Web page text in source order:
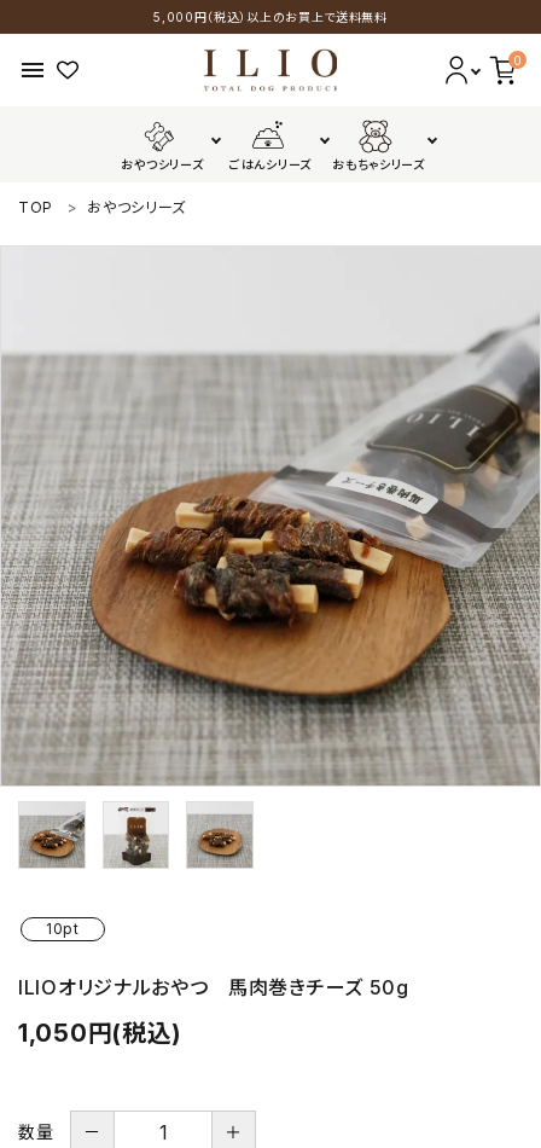
5,000円（税込）以上のお買上で送料無料
menu 0
おやつシリーズ ごはんシリーズ おもちゃシリーズ
おやつシリーズ
おもちゃシリーズ
GUIDELINES
配送・送料について
支払い方法について
特定商取引法に基づく表記
プライバシーポリシー
お問い合わせ
ACCOUNT MENU
ようこそ ゲスト 様
TOP おやつシリーズ
10pt
ILIOオリジナルおやつ 馬肉巻きチーズ 50g
1,050円(税込)
数量 － ＋